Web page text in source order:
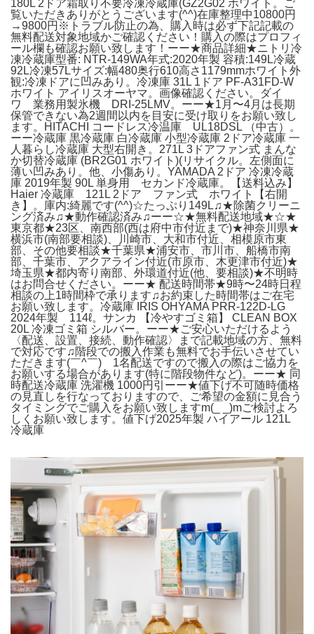
180L 2ドア霜取り不要冷凍冷蔵庫(GZ2G02 ホワイト。ご
覧いただきありがとうございます(^^)在庫整理中10800円
→9800円※トラブル防止の為、購入時は必ず下記記載の
無料配送対象地域かご確認ください！購入の際はプロフィ
ール欄も確認お願い致します！ーー★商品詳細★ニトリ冷
凍冷蔵庫型番: NTR-149WA年式:2020年製 容積:149L冷蔵
92L冷凍57Lサイズ:幅480奥行610高さ1179mmホワイト外
観:冷凍ドアに凹みあり。冷凍庫 31L 1ドア PF-A31FD-W
ホワイト アイリスオーヤマ。画像確認ください。ダイ
ワ 業務用製氷機 DRI-25LMV。ーー★1月〜4月は長期
保管できない為2週間以内を目安に受け取りをお願い致し
ます。HITACHI コードレス冷温庫 UL18DSL （中古）。
ーー冷蔵庫 黒冷蔵庫 白冷蔵庫 小型冷蔵庫 2ドア冷蔵庫 一
人暮らし冷蔵庫 大型右開き。271L 3ドアファン式 まんな
か切替冷蔵庫 (BR2G01 ホワイト)(リサイクル。左側面に
薄い凹みあり。他、小傷あり。YAMADA 2ドア 冷凍冷蔵
庫 2019年製 90L 単身用 セカンド冷蔵庫。【送料込み】
Haier 冷蔵庫 121L 2ドア ファン式 ホワイト【右開
き】。庫内:綺麗です(^^)☆たっぷり149L♫★除菌クリーニ
ング済み♫★動作確認済み♫ーー☆★無料配送地域★☆★
東京都★23区、南西部(西は府中市付近まで)★神奈川県★
横浜市(南部要相談)、川崎市、大和市付近、相模原市東
部、その他要相談★千葉県★浦安市、市川市、船橋市南
部、千葉市、アクアライン付近(市原市、木更津市付近)★
埼玉県★都内寄り南部、外環道付近(他、要相談)★不明時
はお問合せください。ーー★ 配送時間帯★9時〜24時日程
相談の上1時間枠で承ります♫お約束した時間帯はご在宅
お願い致します。冷蔵庫 IRIS OHYAMA PRR-122D-LG
2024年製 114ℓ。サンカ 【冷やすゴミ箱】 CLEAN BOX
20L 冷凍ゴミ箱 シルバー。ーー★ご安心いただけるよう
〈配送、設置、接続、動作確認〉まで記載地域の方、無料
で対応です♫階段での搬入作業も無料でお手伝いさせてい
ただきます(￣^￣)ゞ1名配送ですので搬入の際はご協力を
お願いする場合があります(特に階段物件など)。ーー★ 同
時配送冷蔵庫 洗濯機 1000円引ーー★値下げ不可随時価格
の見直しを行なっておりますので、ご希望の金額に見合う
タイミングでご購入をお願い致しますm(_ _)mご検討よろ
しくお願い致します。値下げ2025年製 ハイアール 121L
冷蔵庫